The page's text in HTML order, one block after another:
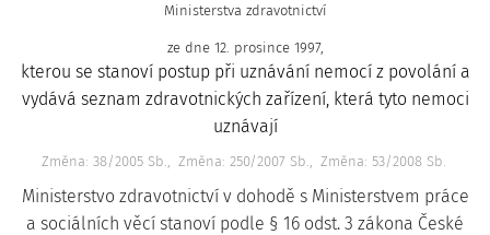
Ministerstva zdravotnictví
ze dne 12. prosince 1997,
kterou se stanoví postup při uznávání nemocí z povolání a
vydává seznam zdravotnických zařízení, která tyto nemoci
uznávají
Změna: 38/2005 Sb. Změna: 250/2007 Sb. Změna: 53/2008 Sb.
Ministerstvo zdravotnictví v dohodě s Ministerstvem práce
a sociálních věcí stanoví podle § 16 odst. 3 zákona České